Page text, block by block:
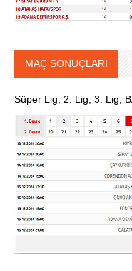
MAÇ SONUÇLARI
Süper Lig, 2. Lig, 3. Lig,